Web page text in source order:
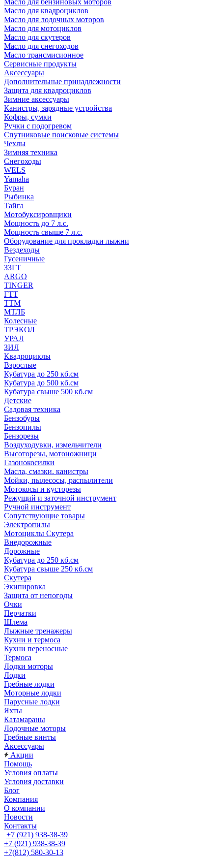
Масло для бензиновых моторов
Масло для квадроциклов
Масло для лодочных моторов
Масло для мотоциклов
Масло для скутеров
Масло для снегоходов
Масло трансмисионное
Сервисные продукты
Аксессуары
Дополнительные принадлежности
Защита для квадроциклов
Зимние аксессуары
Канистры, зарядные устройства
Кофры, сумки
Ручки с подогревом
Спутниковые поисковые системы
Чехлы
Зимняя техника
Снегоходы
WELS
Yamaha
Буран
Рыбинка
Тайга
Мотобуксировщики
Мощность до 7 л.с.
Мощность свыше 7 л.с.
Оборудование для прокладки лыжни
Вездеходы
Гусеничные
ЗЗГТ
ARGO
TINGER
ГТТ
ТТМ
МТЛБ
Колесные
ТРЭКОЛ
УРАЛ
ЗИЛ
Квадроциклы
Взрослые
Кубатура до 250 кб.см
Кубатура до 500 кб.см
Кубатура свыше 500 кб.см
Детские
Садовая техника
Бензобуры
Бензопилы
Бензорезы
Воздуходувки, измельчители
Высоторезы, мотоножници
Газонокосилки
Масла, смазки. канистры
Мойки, пылесосы, распылители
Мотокосы и кусторезы
Режущий и заточной инструмент
Ручной инструмент
Сопутствующие товары
Электропилы
Мотоциклы Скутера
Внедорожные
Дорожные
Кубатура до 250 кб.см
Кубатура свыше 250 кб.см
Скутера
Экипировка
Защита от непогоды
Очки
Перчатки
Шлема
Лыжные тренажеры
Кухни и термоса
Кухни переносные
Термоса
Лодки моторы
Лодки
Гребные лодки
Моторные лодки
Парусные лодки
Яхты
Катамараны
Лодочные моторы
Гребные винты
Аксессуары
Акции
Помощь
Условия оплаты
Условия доставки
Блог
Компания
О компании
Новости
Контакты
+7 (921) 938-38-39
+7 (921) 938-38-39
+7(812) 580-30-13